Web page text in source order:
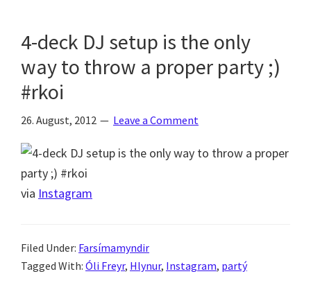
4-deck DJ setup is the only
way to throw a proper party ;)
#rkoi
26. August, 2012 Leave a Comment
via Instagram
Filed Under: Farsímamyndir
Tagged With: Óli Freyr, Hlynur, Instagram, partý